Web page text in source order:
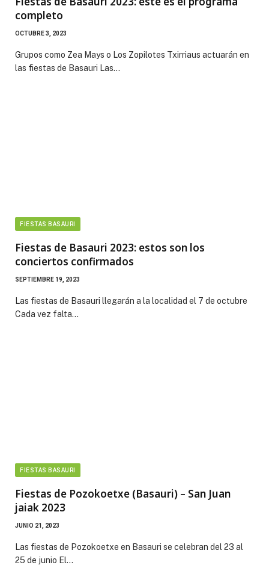
completo
OCTUBRE 3, 2023
Grupos como Zea Mays o Los Zopilotes Txirriaus actuarán en
las fiestas de Basauri Las…
FIESTAS BASAURI
Fiestas de Basauri 2023: estos son los
conciertos confirmados
SEPTIEMBRE 19, 2023
Las fiestas de Basauri llegarán a la localidad el 7 de octubre
Cada vez falta…
FIESTAS BASAURI
Fiestas de Pozokoetxe (Basauri) – San Juan
jaiak 2023
JUNIO 21, 2023
Las fiestas de Pozokoetxe en Basauri se celebran del 23 al
25 de junio El…